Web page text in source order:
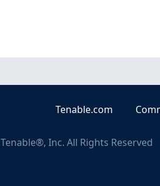
Tenable.com
Tenable®, Inc. All Rights Reserved